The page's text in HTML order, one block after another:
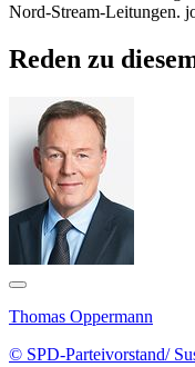
Nord-Stream-Leitungen.
Reden zu
Thomas Oppermann
© SPD-Parteivorstand/